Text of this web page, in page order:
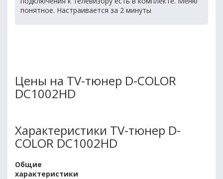
понятное. Настраивается за 2 минуты
Цены на TV-тюнер D-COLOR
DC1002HD
Характеристики TV-тюнер D-
COLOR DC1002HD
Общие
характеристики